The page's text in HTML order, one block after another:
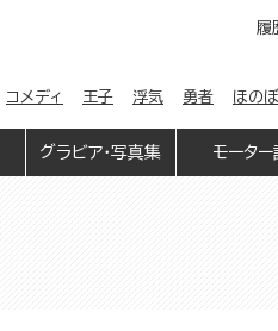
履
コメディ 王子 浮気 勇者 ほの
グラビア・写真集 モーター